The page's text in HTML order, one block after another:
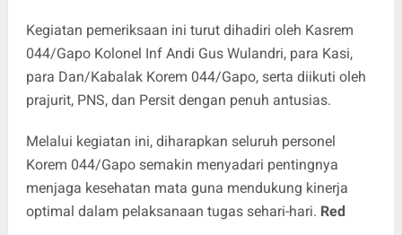
Kegiatan pemeriksaan ini turut dihadiri oleh Kasrem
044/Gapo Kolonel Inf Andi Gus Wulandri, para Kasi,
para Dan/Kabalak Korem 044/Gapo, serta diikuti oleh
prajurit, PNS, dan Persit dengan penuh antusias.
Melalui kegiatan ini, diharapkan seluruh personel
Korem 044/Gapo semakin menyadari pentingnya
menjaga kesehatan mata guna mendukung kinerja
optimal dalam pelaksanaan tugas sehari-hari. Red